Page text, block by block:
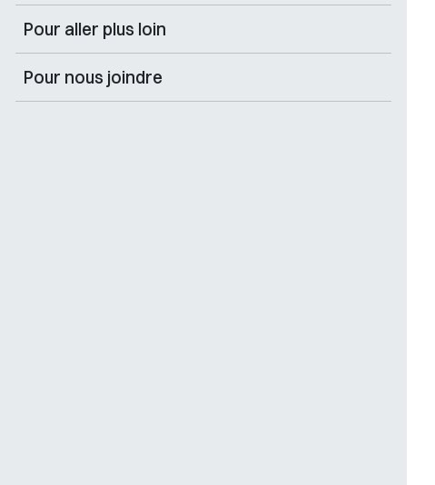
Pour aller plus loin
Pour nous joindre